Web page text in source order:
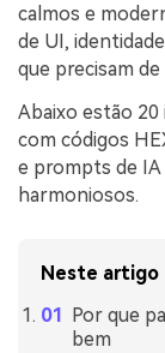
calmos e
de UI,
que precisam
Abaixo estão 20
com códigos
e prompts de IA
harmoniosos.
Neste artigo
Por que
bem